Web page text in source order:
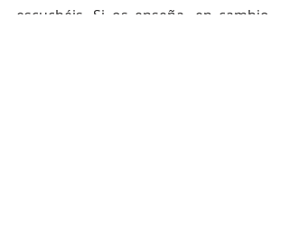
escuchéis. Si os enseña, en cambio,